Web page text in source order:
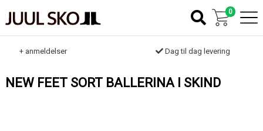
NEW FEET SORT BALLERINA I SKIND
0
+ anmeldelser Dag til dag levering